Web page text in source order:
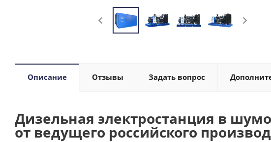
Описание Отзывы Задать вопрос
Дизельная электростанция в
от ведущего российского